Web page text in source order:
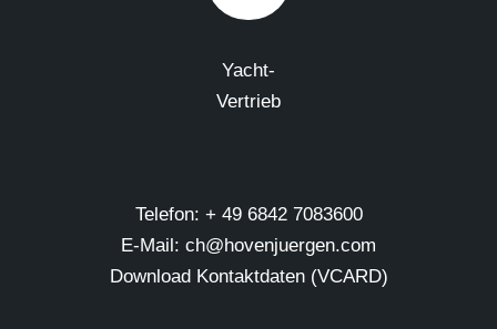
Yacht-
Vertrieb
Telefon: + 49 6842 7083600
E-Mail: ch@hovenjuergen.com
Download Kontaktdaten (VCARD)